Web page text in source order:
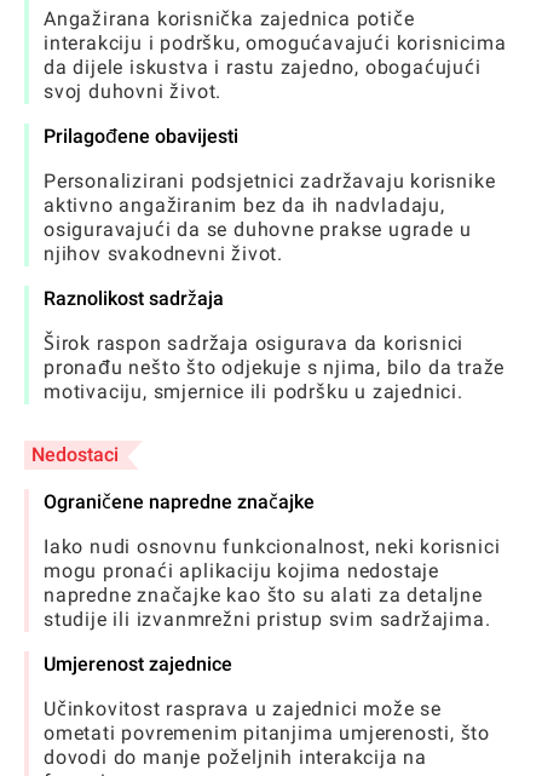
Angažirana korisnička zajednica potiče
interakciju i podršku, omogućavajući korisnicima
da dijele iskustva i rastu zajedno, obogaćujući
svoj duhovni život.
Prilagođene obavijesti
Personalizirani podsjetnici zadržavaju korisnike
aktivno angažiranim bez da ih nadvladaju,
osiguravajući da se duhovne prakse ugrade u
njihov svakodnevni život.
Raznolikost sadržaja
Širok raspon sadržaja osigurava da korisnici
pronađu nešto što odjekuje s njima, bilo da traže
motivaciju, smjernice ili podršku u zajednici.
Nedostaci
Ograničene napredne značajke
Iako nudi osnovnu funkcionalnost, neki korisnici
mogu pronaći aplikaciju kojima nedostaje
napredne značajke kao što su alati za detaljne
studije ili izvanmrežni pristup svim sadržajima.
Umjerenost zajednice
Učinkovitost rasprava u zajednici može se
ometati povremenim pitanjima umjerenosti, što
dovodi do manje poželjnih interakcija na